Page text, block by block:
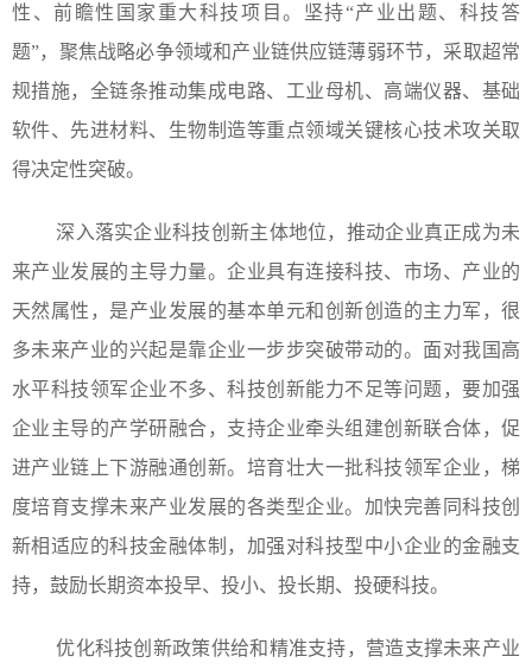
性、前瞻性国家重大科技项目。坚持“产业出题、科技答
题”，聚焦战略必争领域和产业链供应链薄弱环节，采取超常
规措施，全链条推动集成电路、工业母机、高端仪器、基础
软件、先进材料、生物制造等重点领域关键核心技术攻关取
得决定性突破。
深入落实企业科技创新主体地位，推动企业真正成为未
来产业发展的主导力量。企业具有连接科技、市场、产业的
天然属性，是产业发展的基本单元和创新创造的主力军，很
多未来产业的兴起是靠企业一步步突破带动的。面对我国高
水平科技领军企业不多、科技创新能力不足等问题，要加强
企业主导的产学研融合，支持企业牵头组建创新联合体，促
进产业链上下游融通创新。培育壮大一批科技领军企业，梯
度培育支撑未来产业发展的各类型企业。加快完善同科技创
新相适应的科技金融体制，加强对科技型中小企业的金融支
持，鼓励长期资本投早、投小、投长期、投硬科技。
优化科技创新政策供给和精准支持，营造支撑未来产业